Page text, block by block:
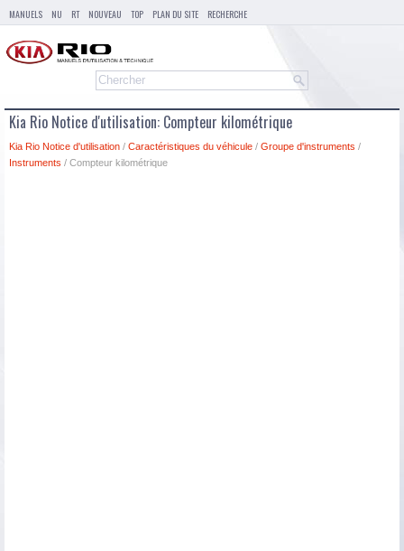
MANUELS NU RT NOUVEAU TOP PLAN DU SITE RECHERCHE
Kia Rio Notice d'utilisation: Compteur kilométrique
Kia Rio Notice d'utilisation / Caractéristiques du véhicule / Groupe d'instruments /
Instruments / Compteur kilométrique